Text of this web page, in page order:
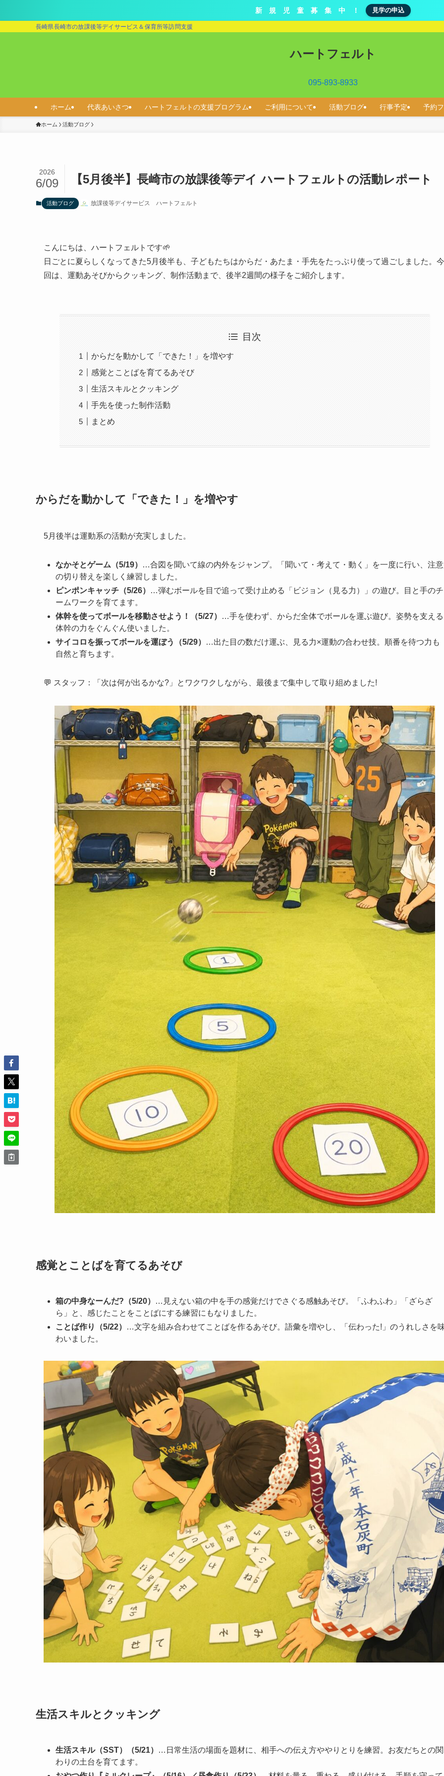
新 規 児 童 募 集 中 ！ 見学の申込
長崎県長崎市の放課後等デイサービス＆保育所等訪問支援
ハートフェルト
ホーム 代表あいさつ ハートフェルトの支援プログラム ご利用について 活動ブログ 行事予定 予約
095-893-8933
ホーム 活動ブログ
【5月後半】長崎市の放課後等デイ ハートフェルトの活動レポート
2026
6/09
活動ブログ 放課後等デイサービス ハートフェルト
こんにちは、ハートフェルトです🌱
日ごとに夏らしくなってきた5月後半も、子どもたちはからだ・あたま・手先をたっぷり使って過ごしました。今
回は、運動あそびからクッキング、制作活動まで、後半2週間の様子をご紹介します。
目次
からだを動かして「できた！」を増やす
感覚とことばを育てるあそび
生活スキルとクッキング
手先を使った制作活動
まとめ
からだを動かして「できた！」を増やす
5月後半は運動系の活動が充実しました。
なかそとゲーム（5/19）
…合図を聞いて線の内外をジャンプ。「聞いて・考えて・動く」を一度に行い、注意
の切り替えを楽しく練習しました。
ピンポンキャッチ（5/26）
…弾むボールを目で追って受け止める「ビジョン（見る力）」の遊び。目と手のチ
ームワークを育てます。
体幹を使ってボールを移動させよう！（5/27）
…手を使わず、からだ全体でボールを運ぶ遊び。姿勢を支える
体幹の力をぐんぐん使いました。
サイコロを振ってボールを運ぼう（5/29）
…出た目の数だけ運ぶ、見る力×運動の合わせ技。順番を待つ力も
自然と育ちます。
💬 スタッフ：「次は何が出るかな?」とワクワクしながら、最後まで集中して取り組めました!
感覚とことばを育てるあそび
箱の中身なーんだ?（5/20）
…見えない箱の中を手の感覚だけでさぐる感触あそび。「ふわふわ」「ざらざ
ら」と、感じたことをことばにする練習にもなりました。
ことば作り（5/22）
…文字を組み合わせてことばを作るあそび。語彙を増やし、「伝わった!」のうれしさを
わいました。
生活スキルとクッキング
生活スキル（SST）（5/21）
…日常生活の場面を題材に、相手への伝え方ややりとりを練習。お友だちとの関
わりの土台を育てます。